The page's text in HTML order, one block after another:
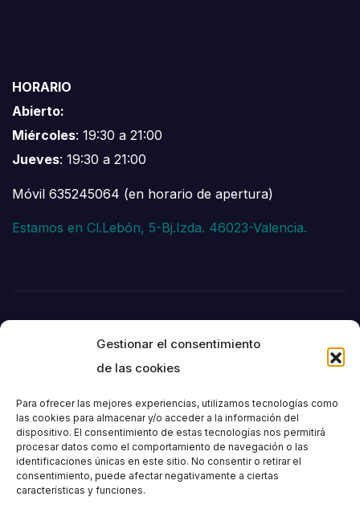
Gestionar el consentimiento
de las cookies
Para ofrecer las mejores experiencias, utilizamos tecnologías como
las cookies para almacenar y/o acceder a la información del
dispositivo. El consentimiento de estas tecnologías nos permitirá
procesar datos como el comportamiento de navegación o las
identificaciones únicas en este sitio. No consentir o retirar el
consentimiento, puede afectar negativamente a ciertas
características y funciones.
HORARIO
Abierto:
Miércoles: 19:30 a 21:00
Jueves: 19:30 a 21:00
Móvil 635245064 (en horario de apertura)
Estamos en Cl.Lebón, 5-Bj.Izda. 46023-Valencia.
Societat
Excursionista de